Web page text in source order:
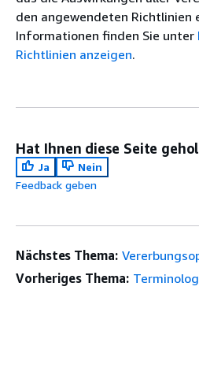
den angewendeten Richtlinien
Informationen finden Sie unter
Richtlinien anzeigen.
Hat Ihnen diese Seite
Ja
Nein
Feedback geben
Nächstes Thema:
Vorheriges Thema: